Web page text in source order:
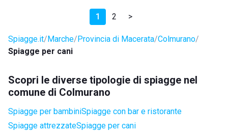
1 2 >
Spiagge.it Marche Provincia di Macerata Colmurano
Spiagge per cani
Scopri le diverse tipologie di spiagge nel
comune di Colmurano
Spiagge per bambiniSpiagge con bar e ristorante
Spiagge attrezzateSpiagge per cani